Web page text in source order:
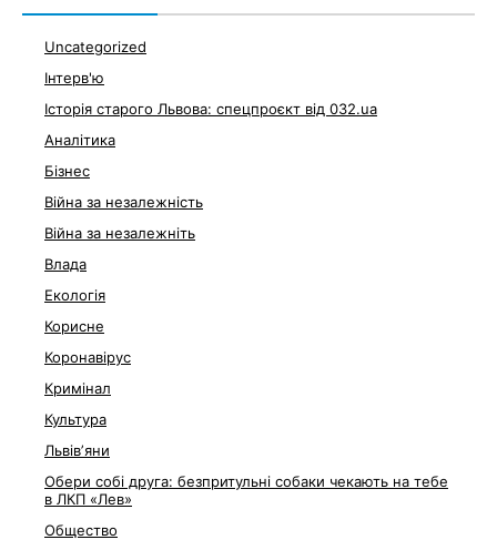
Uncategorized
Інтерв'ю
Історія старого Львова: спецпроєкт від 032.ua
Аналітика
Бізнес
Війна за незалежність
Війна за незалежніть
Влада
Екологія
Корисне
Коронавірус
Кримінал
Культура
Львівʼяни
Обери собі друга: безпритульні собаки чекають на тебе
в ЛКП «Лев»
Общество